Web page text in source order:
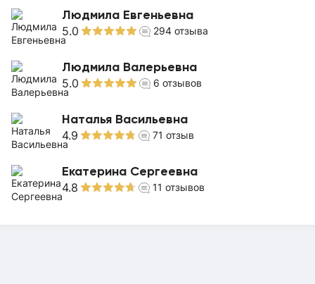
Людмила Евгеньевна
5.0 294 отзыва
Людмила Валерьевна
5.0 6 отзывов
Наталья Васильевна
4.9 71 отзыв
Екатерина Сергеевна
4.8 11 отзывов